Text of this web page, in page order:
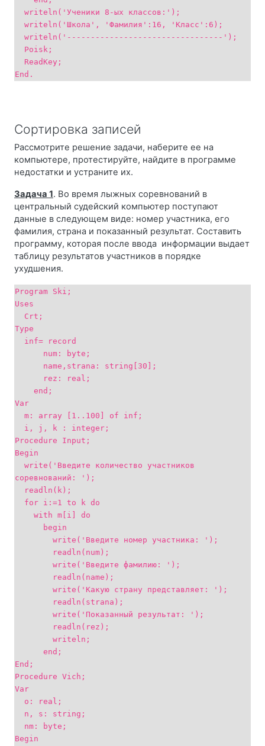
writeln('Ученики 8-ых классов:');
writeln('Школа', 'Фамилия':16, 'Класс':6);
writeln('---------------------------------');
Poisk;
ReadKey;
End.
Сортировка записей
Рассмотрите решение задачи, наберите ее на
компьютере, протестируйте, найдите в программе
недостатки и устраните их.
Задача 1. Во время лыжных соревнований в
центральный судейский компьютер поступают
данные в следующем виде: номер участника, его
фамилия, страна и показанный результат. Составить
программу, которая после ввода информации выдает
таблицу результатов участников в порядке
ухудшения.
Program Ski;
Uses
Crt;
Type
inf= record
num: byte;
name,strana: string[30];
rez: real;
end;
Var
m: array [1..100] of inf;
i, j, k : integer;
Procedure Input;
Begin
write('Введите количество участников
соревнований: ');
readln(k);
for i:=1 to k do
with m[i] do
begin
write('Введите номер участника: ');
readln(num);
write('Введите фамилию: ');
readln(name);
write('Какую страну представляет: ');
readln(strana);
write('Показанный результат: ');
readln(rez);
writeln;
end;
End;
Procedure Vich;
Var
o: real;
n, s: string;
nm: byte;
Begin